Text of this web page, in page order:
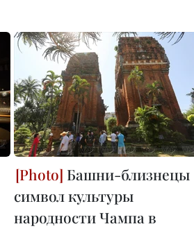
Башни-близнецы
символ культуры
народности Чампа в